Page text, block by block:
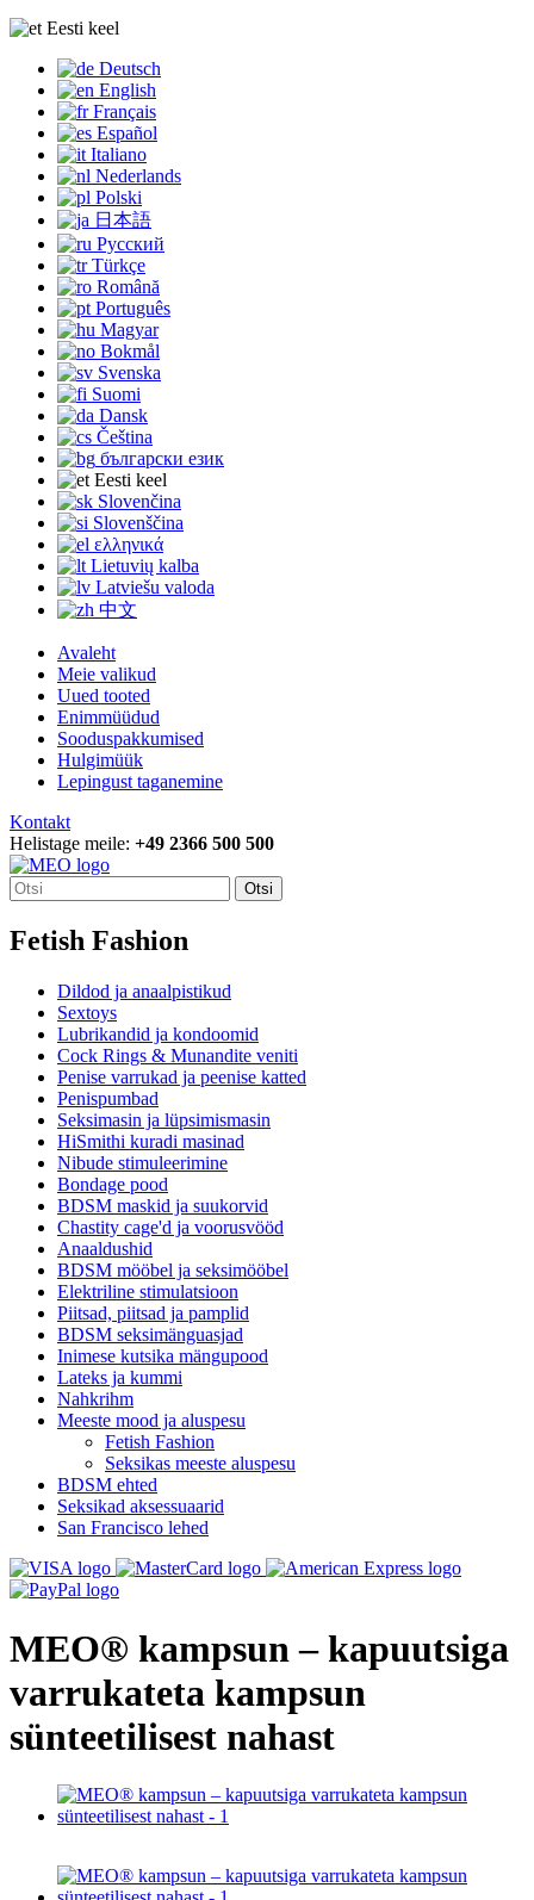
Eesti keel
Deutsch
English
Français
Español
Italiano
Nederlands
Polski
日本語
Русский
Türkçe
Română
Português
Magyar
Bokmål
Svenska
Suomi
Dansk
Čeština
български език
Eesti keel
Slovenčina
Slovenščina
ελληνικά
Lietuvių kalba
Latviešu valoda
中文
Avaleht
Meie valikud
Uued tooted
Enimmüüdud
Sooduspakkumised
Hulgimüük
Lepingust taganemine
Kontakt
Helistage meile: +49 2366 500 500
Otsi
Fetish Fashion
Dildod ja anaalpistikud
Sextoys
Lubrikandid ja kondoomid
Cock Rings & Munandite veniti
Penise varrukad ja peenise katted
Penispumbad
Seksimasin ja lüpsimismasin
HiSmithi kuradi masinad
Nibude stimuleerimine
Bondage pood
BDSM maskid ja suukorvid
Chastity cage'd ja voorusvööd
Anaaldushid
BDSM mööbel ja seksimööbel
Elektriline stimulatsioon
Piitsad, piitsad ja pamplid
BDSM seksimänguasjad
Inimese kutsika mängupood
Lateks ja kummi
Nahkrihm
Meeste mood ja aluspesu
Fetish Fashion
Seksikas meeste aluspesu
BDSM ehted
Seksikad aksessuaarid
San Francisco lehed
MEO® kampsun – kapuutsiga
varrukateta kampsun
sünteetilisest nahast